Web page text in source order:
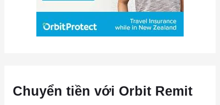
Chuyển tiền với Orbit Remit